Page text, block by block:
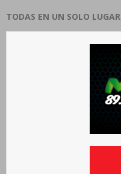
TODAS EN UN SOLO LUGAR